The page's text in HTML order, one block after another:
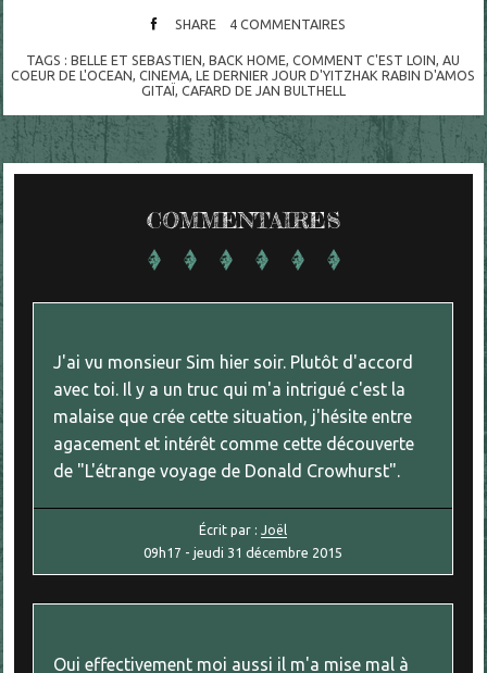
SHARE 4 COMMENTAIRES
TAGS :BELLE ET SEBASTIEN ,BACK HOME ,COMMENT C'EST LOIN AU
COEUR DE L'OCEAN ,CINEMA ,LE DERNIER JOUR D'YITZHAK RABIN D'AMOS
GITAÏ CAFARD DE JAN BULTHELL
COMMENTAIRES
J'ai vu monsieur Sim hier soir. Plutôt d'accord
avec toi. Il y a un truc qui m'a intrigué c'est la
malaise que crée cette situation, j'hésite entre
agacement et intérêt comme cette découverte
de "L'étrange voyage de Donald Crowhurst".
Écrit par : Joël
09h17 -jeudi 31 décembre 2015
Oui effectivement moi aussi il m'a mise mal à